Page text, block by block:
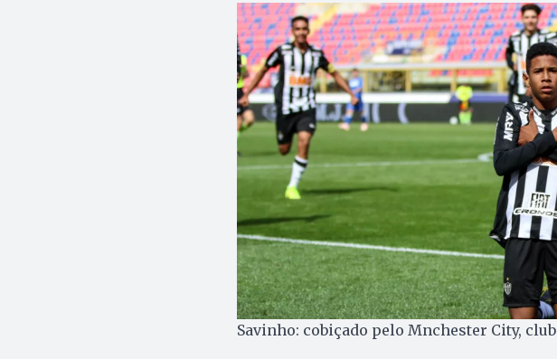
Savinho: cobiçado pelo Mnchester City,